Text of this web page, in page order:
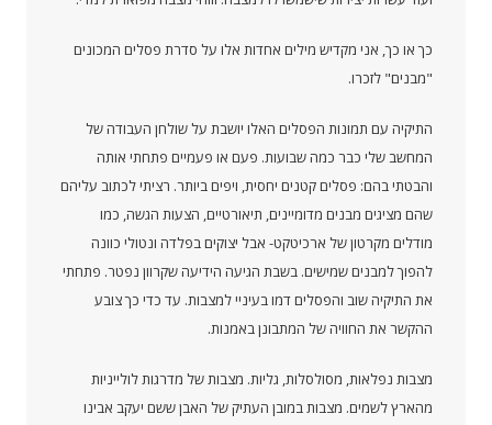
כך או כך, אני מקדיש מילים אחדות אלו על סדרת פסלים המכונים
"מבנים" לזכרו.
התיקיה עם תמונות הפסלים האלו יושבת על שולחן העבודה של
המחשב שלי כבר כמה שבועות. פעם או פעמיים פתחתי אותה
והבטתי בהם: פסלים קטנים יחסית, ויפים ביותר. רציתי לכתוב עליהם
שהם מציגים מבנים מדומיינים, תיאורטיים, הצעות הגשה, כמו
מודלים מקרטון של ארכיטקט- אבל יצוקים בפלדה ונטולי כוונה
להפוך למבנים שמישים. בשבת הגיעה הידיעה שקרוון נפטר. פתחתי
את התיקיה שוב והפסלים דמו בעיניי למצבות. עד כדי כך צובע
ההקשר את החוויה של המתבונן באמנות.
מצבות נפלאות, מסולסלות, גליות. מצבות של מדרגות לולייניות
מהארץ לשמים. מצבות במובן העתיק של האבן ששם יעקב אבינו